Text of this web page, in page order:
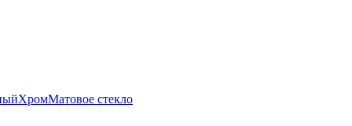
ХромМатовое стекло